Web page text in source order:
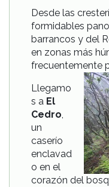
Desde las
formidables
barrancos y del
en zonas más
frecuentemente
Llegamo
s a El
Cedro,
un
caserío
enclavad
o en el
corazón del